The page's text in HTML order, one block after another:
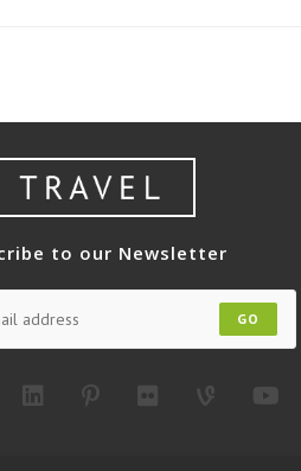
to our Newsletter
GO